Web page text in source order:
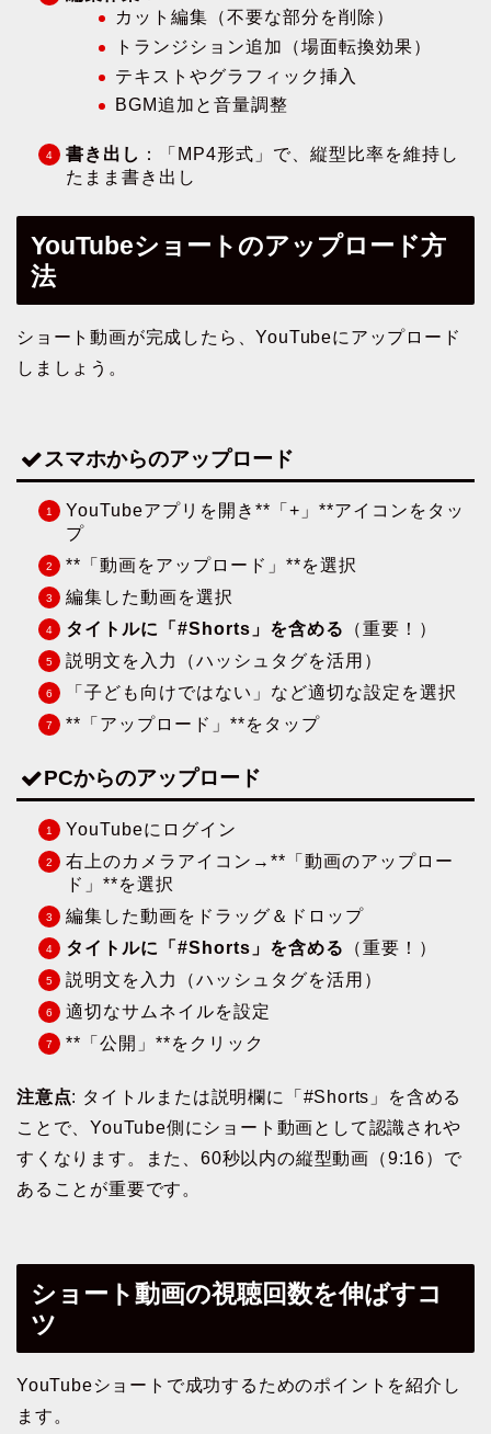
カット編集（不要な部分を削除）
トランジション追加（場面転換効果）
テキストやグラフィック挿入
BGM追加と音量調整
書き出し ：「MP4形式」で、縦型比率を維持し
たまま書き出し
YouTubeショートのアップロード方
法
ショート動画が完成したら、YouTubeにアップロード
しましょう。
スマホからのアップロード
YouTubeアプリを開き**「+」**アイコンをタッ
プ
**「動画をアップロード」**を選択
編集した動画を選択
タイトルに「#Shorts」を含める
（重要！）
説明文を入力（ハッシュタグを活用）
「子ども向けではない」など適切な設定を選択
**「アップロード」**をタップ
PCからのアップロード
YouTubeにログイン
右上のカメラアイコン→**「動画のアップロー
ド」**を選択
編集した動画をドラッグ＆ドロップ
タイトルに「#Shorts」を含める
（重要！）
説明文を入力（ハッシュタグを活用）
適切なサムネイルを設定
**「公開」**をクリック
注意点: タイトルまたは説明欄に「#Shorts」を含める
ことで、YouTube側にショート動画として認識されや
すくなります。また、60秒以内の縦型動画（9:16）で
あることが重要です。
ショート動画の視聴回数を伸ばすコ
ツ
YouTubeショートで成功するためのポイントを紹介し
ます。